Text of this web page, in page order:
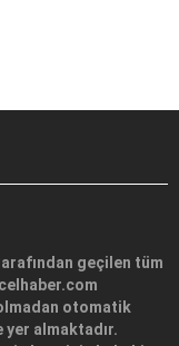
geçilen tüm
otomatik
almaktadır.